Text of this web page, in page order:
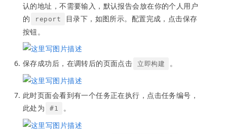
认的地址，不需要输入，默认报告会放在你的个人用户
的
report
目录下，如图所示。配置完成，点击保存
按钮。
保存成功后，在调转后的页面点击 立即构建 。
此时页面会看到有一个任务正在执行，点击任务编号，
此处为
#1 。